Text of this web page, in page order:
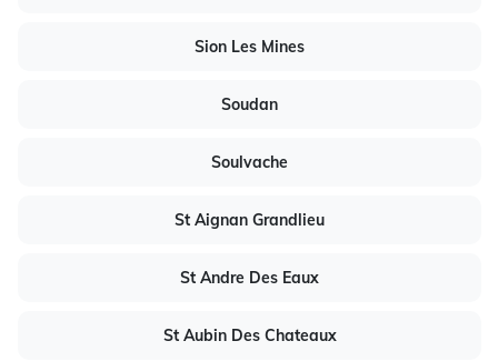
Sion Les Mines
Soudan
Soulvache
St Aignan Grandlieu
St Andre Des Eaux
St Aubin Des Chateaux